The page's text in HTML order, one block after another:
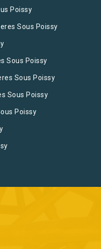
Poissy
Sous Poissy
Sous Poissy
Sous Poissy
Sous Poissy
Poissy